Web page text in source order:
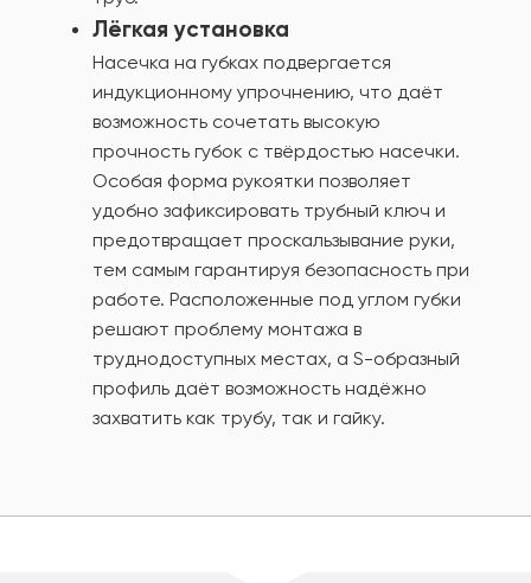
Лёгкая установка
Насечка на губках подвергается
индукционному упрочнению, что даёт
возможность сочетать высокую
прочность губок с твёрдостью насечки.
Особая форма рукоятки позволяет
удобно зафиксировать трубный ключ и
предотвращает проскальзывание руки,
тем самым гарантируя безопасность при
работе. Расположенные под углом губки
решают проблему монтажа в
труднодоступных местах, а S-образный
профиль даёт возможность надёжно
захватить как трубу, так и гайку.